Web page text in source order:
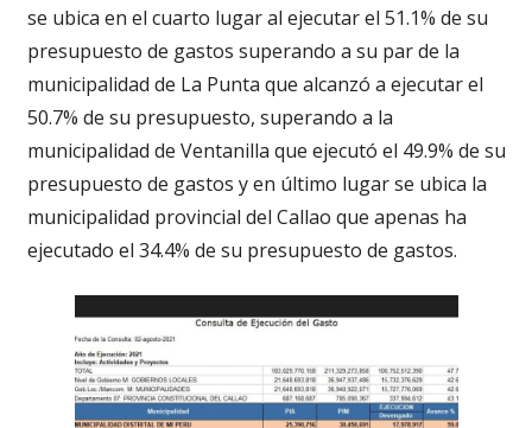
se ubica en el cuarto lugar al ejecutar el 51.1% de su
presupuesto de gastos superando a su par de la
municipalidad de La Punta que alcanzó a ejecutar el
50.7% de su presupuesto, superando a la
municipalidad de Ventanilla que ejecutó el 49.9% de su
presupuesto de gastos y en último lugar se ubica la
municipalidad provincial del Callao que apenas ha
ejecutado el 34.4% de su presupuesto de gastos.